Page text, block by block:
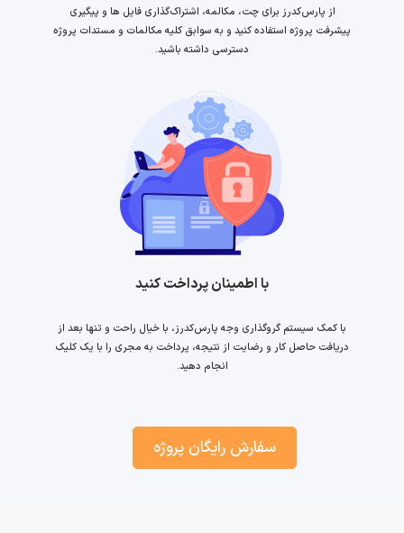
از پارس‌کدرز برای چت، مکالمه، اشتراک‌گذاری فایل ها و پیگیری
پیشرفت پروژه استفاده کنید و به سوابق کلیه مکالمات و مستدات پروژه
دسترسی داشته باشید.
با اطمینان پرداخت کنید
با کمک سیستم گروگذاری وجه پارس‌کدرز، با خیال راحت و تنها بعد از
دریافت حاصل کار و رضایت از نتیجه، پرداخت به مجری را با یک کلیک
انجام دهید.
سفارش رایگان پروژه